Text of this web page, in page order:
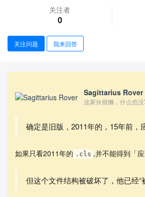
关注者
0
关注问题 我来回答
Sagittarius Rover
这家伙很懒，什么也没
确定是旧版，2011年的，15年前，
如果只看2011年的 .cls ,并不能得到「
但这个文件结构被破坏了，他已经“